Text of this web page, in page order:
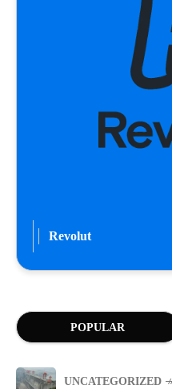
Revolut
POPULAR
UNCATEGORIZED
1 year ago
Ai simțit